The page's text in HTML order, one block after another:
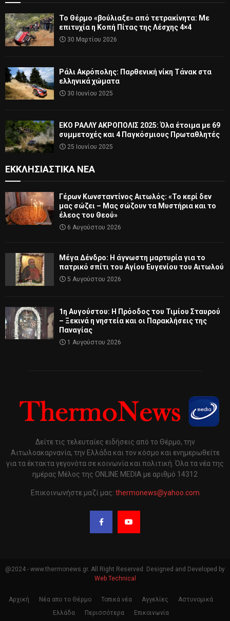
Το Θέρμο «βούλιαξε» από τετρακίνητα: Με
επιτυχία η Κοπή Πίτας της Λέσχης 4×4
30 Μαρτίου 2026
Ράλι Ακρόπολης: Παρθενική νίκη Τάνακ στα
ελληνικά χώματα
30 Ιουνίου 2025
ΕΚΟ ΡΑΛΛΥ ΑΚΡΟΠΟΛΙΣ 2025: Όλα έτοιμα με 69
συμμετοχές και 4 Παγκόσμιους Πρωταθλητές
25 Ιουνίου 2025
ΕΚΚΛΗΣΙΑΣΤΙΚΆ ΝΈΑ
Γέρων Κωνσταντίνος Αιτωλός: «Το κερί δεν
μας σώζει – Μας σώζουν τα Μυστήρια και το
έλεος του Θεού»
6 Αυγούστου 2026
Μέγα Δένδρο: Η άγνωστη μαρτυρία για το
πατρικό σπίτι του Αγίου Ευγενίου του Αιτωλού
5 Αυγούστου 2026
1η Αυγούστου: Η Πρόοδος του Τιμίου Σταυρού
– Ξεκινά η νηστεία και οι Παρακλήσεις της
Παναγίας
1 Αυγούστου 2026
Δείτε τις τελευταίες ειδήσεις από το Θέρμο, την
Αιτωλοακαρνανία, την Ελλάδα και τον κόσμο και ενημερωθείτε
για τα έκτακτα γεγονότα σε κοινωνία και πολιτική. Όλα τα νέα της
ημέρας Μέλος της ONLINE MEDIA με αριθμό 14312
Επικοινωνήστε μαζί μας: thermonews@yahoo.com
@2024 - www.thermonews.gr. All Right Reserved. Designed and Developed by
Web Technical
Αρχική Νέα απο το Θέρμο Τοπικά νέα Αγγελίες
Αστυνομικά
Ελλάδα
Περισσότερα Επικοινωνία